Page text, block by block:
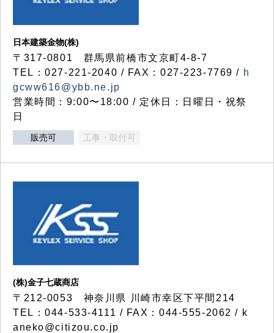
日本建築金物(株)
〒317‐0801 群馬県前橋市文京町4-8-7
TEL：027-221-2040 / FAX：027-223-7769 / h
gcww616@ybb.ne.jp
営業時間：9:00〜18:00 / 定休日：日曜日・祝祭
日
販売可 工事・取付可
(株)金子七蔵商店
〒212-0053 神奈川県 川崎市幸区下平間214
TEL：044-533-4111 / FAX：044-555-2062 / k
aneko@citizou.co.jp